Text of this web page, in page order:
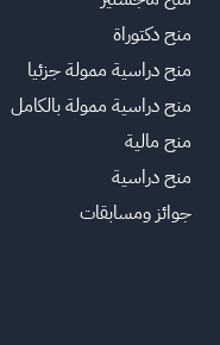
منح دكتوراة
منح دراسية ممولة جزئيا
منح دراسية ممولة بالكامل
منح مالية
منح دراسية
جوائز ومسابقات